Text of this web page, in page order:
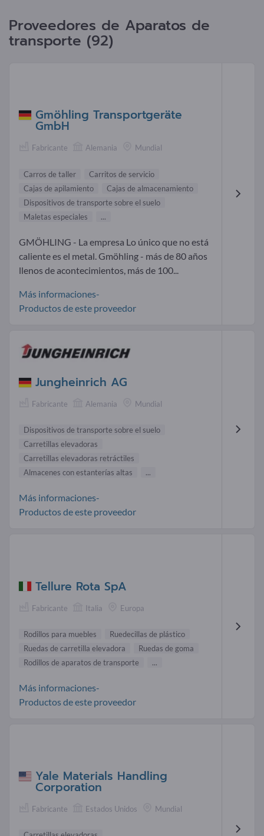
Proveedores de Aparatos de
transporte (92)
Gmöhling Transportgeräte
GmbH
Fabricante Alemania Mundial
Carros de taller
Carritos de servicio
Cajas de apilamiento
Cajas de almacenamiento
Dispositivos de transporte sobre el suelo
Maletas especiales
...
GMÖHLING - La empresa Lo único que no está
caliente es el metal. Gmöhling - más de 80 años
llenos de acontecimientos, más de 100...
Más informaciones-
Productos de este proveedor
Jungheinrich AG
Fabricante Alemania Mundial
Dispositivos de transporte sobre el suelo
Carretillas elevadoras
Carretillas elevadoras retráctiles
Almacenes con estanterías altas
...
Más informaciones-
Productos de este proveedor
Tellure Rota SpA
Fabricante Italia Europa
Rodillos para muebles
Ruedecillas de plástico
Ruedas de carretilla elevadora
Ruedas de goma
Rodillos de aparatos de transporte
...
Más informaciones-
Productos de este proveedor
Yale Materials Handling
Corporation
Fabricante Estados Unidos Mundial